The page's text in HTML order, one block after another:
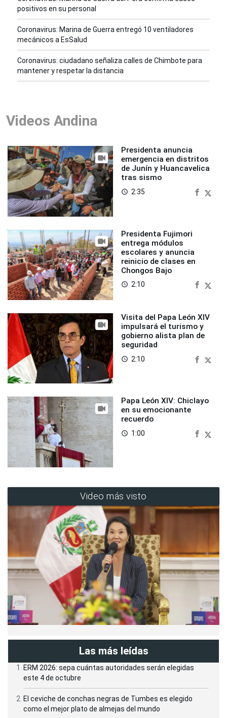
positivos en su personal
Coronavirus: Marina de Guerra entregó 10 ventiladores
mecánicos a EsSalud
Coronavirus: ciudadano señaliza calles de Chimbote para
mantener y respetar la distancia
Videos Andina
Presidenta anuncia
emergencia en distritos
de Junín y Huancavelica
tras sismo
access_time 2:35
Presidenta Fujimori
entrega módulos
escolares y anuncia
reinicio de clases en
Chongos Bajo
access_time 2:10
Visita del Papa León XIV
impulsará el turismo y
gobierno alista plan de
seguridad
access_time 2:10
Papa León XIV: Chiclayo
en su emocionante
recuerdo
access_time 1:00
Video más visto
Las más leídas
ERM 2026: sepa cuántas autoridades serán elegidas
este 4 de octubre
El ceviche de conchas negras de Tumbes es elegido
como el mejor plato de almejas del mundo